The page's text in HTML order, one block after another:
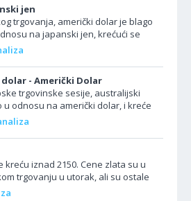
jen
trgovanja, američki dolar je blago
na japanski jen, krećući se
Ranije jutros, Banka Japana najavila
- Američki Dolar
trgovinske sesije, australijski
u odnosu na američki dolar, i kreće
Banka Australije zadržala je kamatnu
kreću iznad 2150. Cene zlata su u
trgovanju u utorak, ali su ostale
podrške, što ukazuje na...